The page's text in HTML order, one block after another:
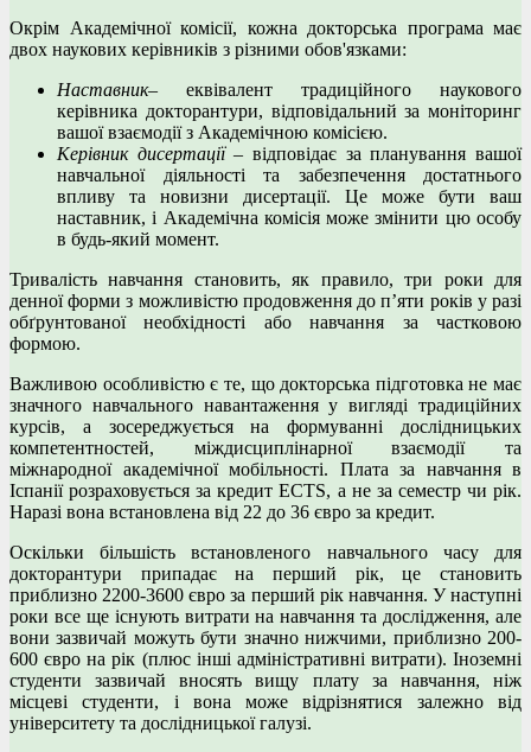
Окрім Академічної комісії, кожна докторська програма має
двох наукових керівників з різними обов'язками:
Наставник– еквівалент традиційного наукового
керівника докторантури, відповідальний за моніторинг
вашої взаємодії з Академічною комісією.
Керівник дисертації– відповідає за планування вашої
навчальної діяльності та забезпечення достатнього
впливу та новизни дисертації. Це може бути ваш
наставник, і Академічна комісія може змінити цю особу
в будь-який момент.
Тривалість навчання становить, як правило, три роки для
денної форми з можливістю продовження до п’яти років у разі
обґрунтованої необхідності або навчання за частковою
формою.
Важливою особливістю є те, що докторська підготовка не має
значного навчального навантаження у вигляді традиційних
курсів, а зосереджується на формуванні дослідницьких
компетентностей, міждисциплінарної взаємодії та
міжнародної академічної мобільності. Плата за навчання в
Іспанії розраховується за кредит ECTS, а не за семестр чи рік.
Наразі вона встановлена ​​від 22 до 36 євро за кредит.
Оскільки більшість встановленого навчального часу для
докторантури припадає на перший рік, це становить
приблизно 2200-3600 євро за перший рік навчання. У наступні
роки все ще існують витрати на навчання та дослідження, але
вони зазвичай можуть бути значно нижчими, приблизно 200-
600 євро на рік (плюс інші адміністративні витрати). Іноземні
студенти зазвичай вносять вищу плату за навчання, ніж
місцеві студенти, і вона може відрізнятися залежно від
університету та дослідницької галузі.